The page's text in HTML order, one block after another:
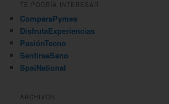
TE PODRÍA INTERESAR
ComparaPymes
DisfrutaExperiencias
PasiónTecno
SentirseSano
SpaiNational
ARCHIVOS